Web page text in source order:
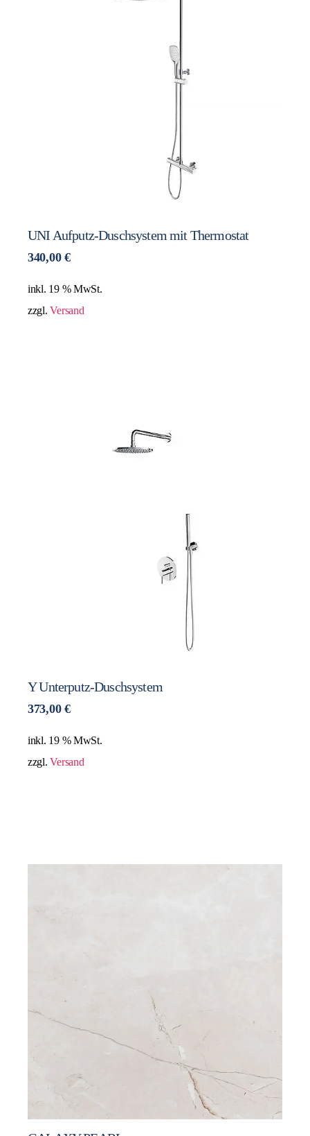
UNI Aufputz-Duschsystem mit Thermostat
340,00€
inkl. 19 % MwSt.
zzgl.Versand
Y Unterputz-Duschsystem
373,00€
inkl. 19 % MwSt.
zzgl.Versand